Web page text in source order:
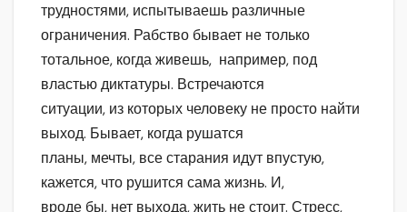
трудностями, испытываешь различные
ограничения. Рабство бывает не только
тотальное, когда живешь, например, под
властью диктатуры. Встречаются
ситуации, из которых человеку не просто найти
выход. Бывает, когда рушатся
планы, мечты, все старания идут впустую,
кажется, что рушится сама жизнь. И,
вроде бы, нет выхода, жить не стоит. Стресс,